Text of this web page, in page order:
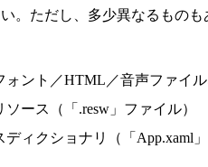
。ただし、多少異なるもの
ォント／HTML／音声ファイ
ソース（「.resw」ファイル）
ディクショナリ（「App.xaml